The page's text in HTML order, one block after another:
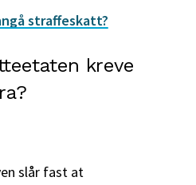
straffeskatt?
kreve
slår fast at